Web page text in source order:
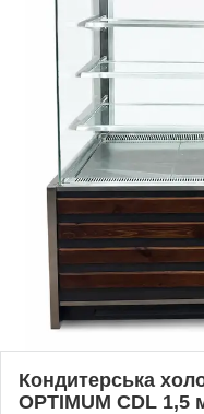
Кондитерська
OPTIMUM СDL 1,5